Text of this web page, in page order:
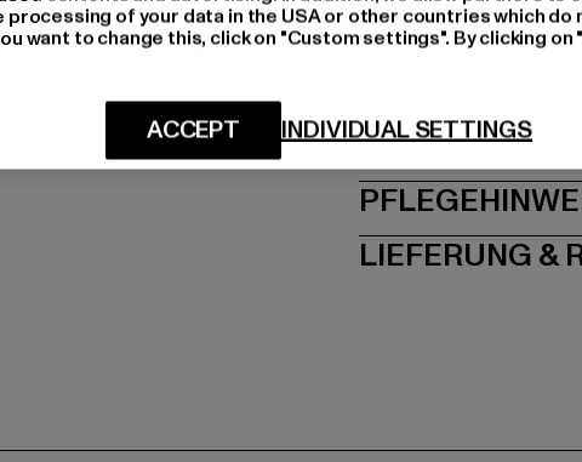
Hersteller: TB
Dr.-Robert-Murjahn-
GRÖSSE
LIEFERUNG &
processing of your data in the USA or other countries which do
want to change this, click on "Custom settings". By clicking
INDIVIDUAL SETTINGS
ACCEPT